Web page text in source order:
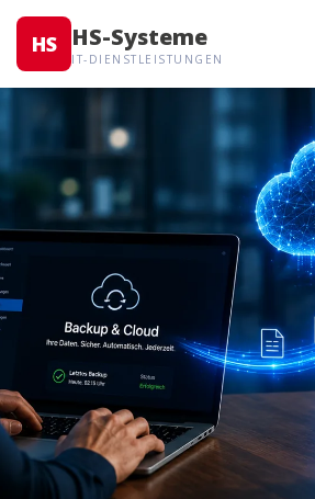
HS HS-Systeme
IT-DIENSTLEISTUNGEN